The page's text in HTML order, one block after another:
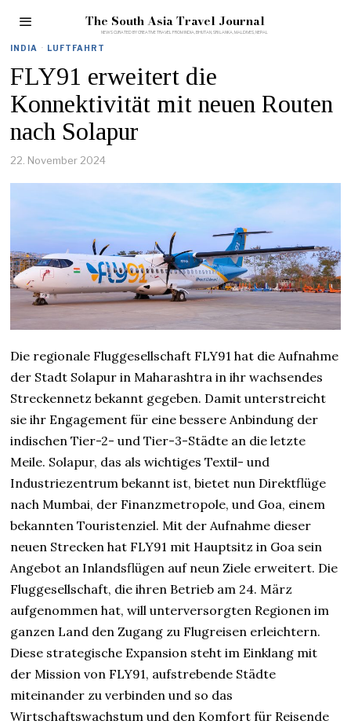
The South Asia Travel Journal
INDIA · LUFTFAHRT
FLY91 erweitert die
Konnektivität mit neuen Routen
nach Solapur
22. November 2024
Die regionale Fluggesellschaft FLY91 hat die Aufnahme
der Stadt Solapur in Maharashtra in ihr wachsendes
Streckennetz bekannt gegeben. Damit unterstreicht
sie ihr Engagement für eine bessere Anbindung der
indischen Tier-2- und Tier-3-Städte an die letzte
Meile. Solapur, das als wichtiges Textil- und
Industriezentrum bekannt ist, bietet nun Direktflüge
nach Mumbai, der Finanzmetropole, und Goa, einem
bekannten Touristenziel. Mit der Aufnahme dieser
neuen Strecken hat FLY91 mit Hauptsitz in Goa sein
Angebot an Inlandsflügen auf neun Ziele erweitert. Die
Fluggesellschaft, die ihren Betrieb am 24. März
aufgenommen hat, will unterversorgten Regionen im
ganzen Land den Zugang zu Flugreisen erleichtern.
Diese strategische Expansion steht im Einklang mit
der Mission von FLY91, aufstrebende Städte
miteinander zu verbinden und so das
Wirtschaftswachstum und den Komfort für Reisende